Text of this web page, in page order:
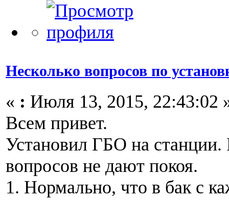
Несколько вопросов по
« : Июля 13, 2015, 22:43:02
Всем привет.
Установил ГБО на станции.
вопросов не дают покоя.
1. Нормально, что в бак с